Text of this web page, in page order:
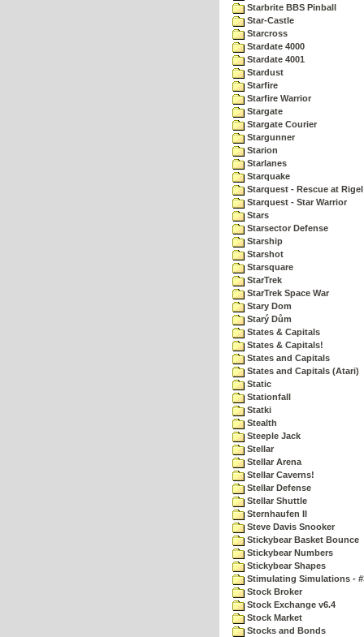
Starbrite BBS Pinball
Star-Castle
Starcross
Stardate 4000
Stardate 4001
Stardust
Starfire
Starfire Warrior
Stargate
Stargate Courier
Stargunner
Starion
Starlanes
Starquake
Starquest - Rescue at Rigel
Starquest - Star Warrior
Stars
Starsector Defense
Starship
Starshot
Starsquare
StarTrek
StarTrek Space War
Stary Dom
Starý Dům
States & Capitals
States & Capitals!
States and Capitals
States and Capitals (Atari)
Static
Stationfall
Statki
Stealth
Steeple Jack
Stellar
Stellar Arena
Stellar Caverns!
Stellar Defense
Stellar Shuttle
Sternhaufen II
Steve Davis Snooker
Stickybear Basket Bounce
Stickybear Numbers
Stickybear Shapes
Stimulating Simulations -
Stock Broker
Stock Exchange v6.4
Stock Market
Stocks and Bonds